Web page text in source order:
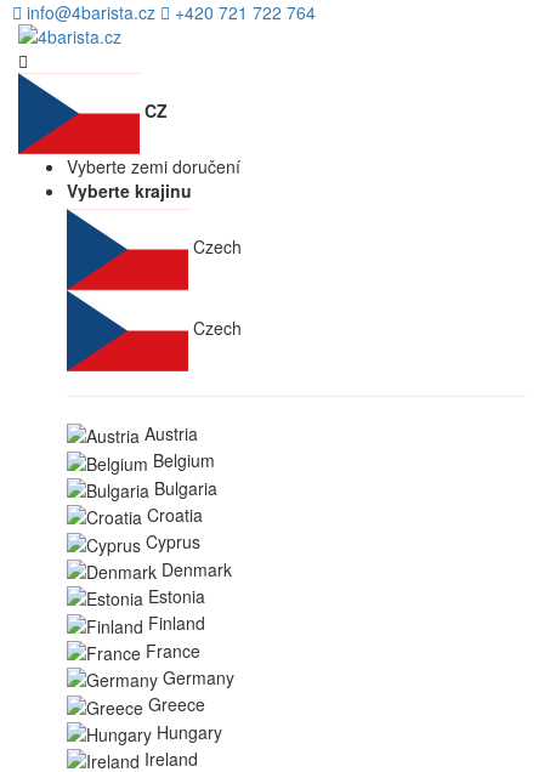
info@4barista.cz +420 721 722 764
CZ
Vyberte zemi doručení
Vyberte krajinu
Czech
Czech
Austria
Belgium
Bulgaria
Croatia
Cyprus
Denmark
Estonia
Finland
France
Germany
Greece
Hungary
Ireland